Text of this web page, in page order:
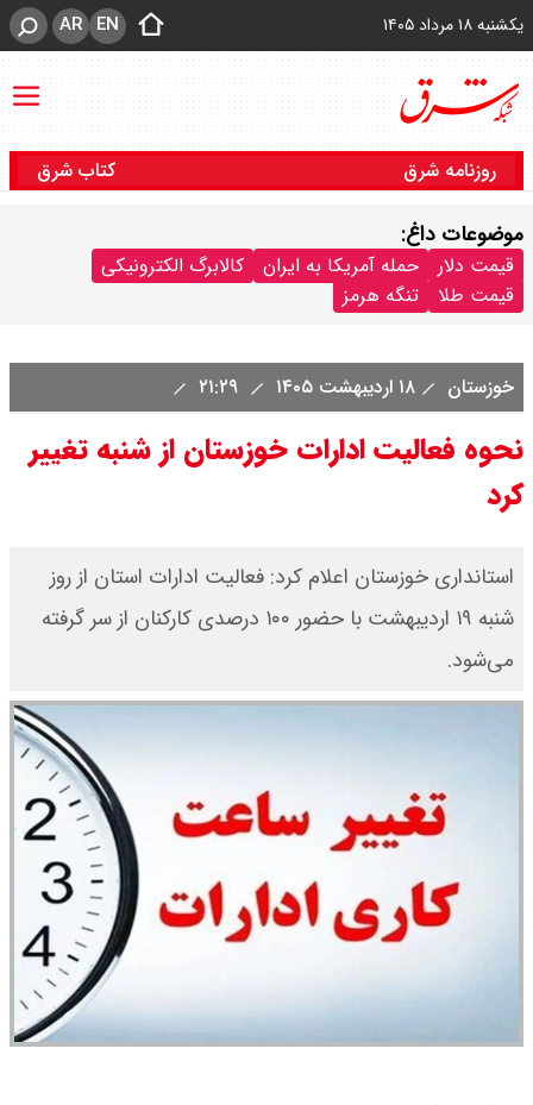
یکشنبه ۱۸ مرداد ۱۴۰۵ EN
AR
روزنامه شرق کتاب شرق
موضوعات داغ:
قیمت دلار حمله آمریکا به ایران
کالابرگ الکترونیکی
قیمت طلا
تنگه هرمز
خوزستان ۱۸ اردیبهشت ۱۴۰۵
نحوه فعالیت ادارات خوزستان از شنبه تغییر
کرد
استانداری خوزستان اعلام کرد: فعالیت ادارات استان از روز
شنبه ۱۹ اردیبهشت با حضور ۱۰۰ درصدی کارکنان از سر گرفته
می‌شود.